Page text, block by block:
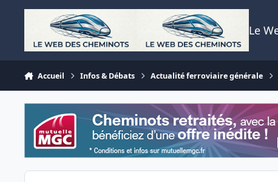
Aller au contenu
Le
Accueil Infos & Débats Actualité ferroviaire générale